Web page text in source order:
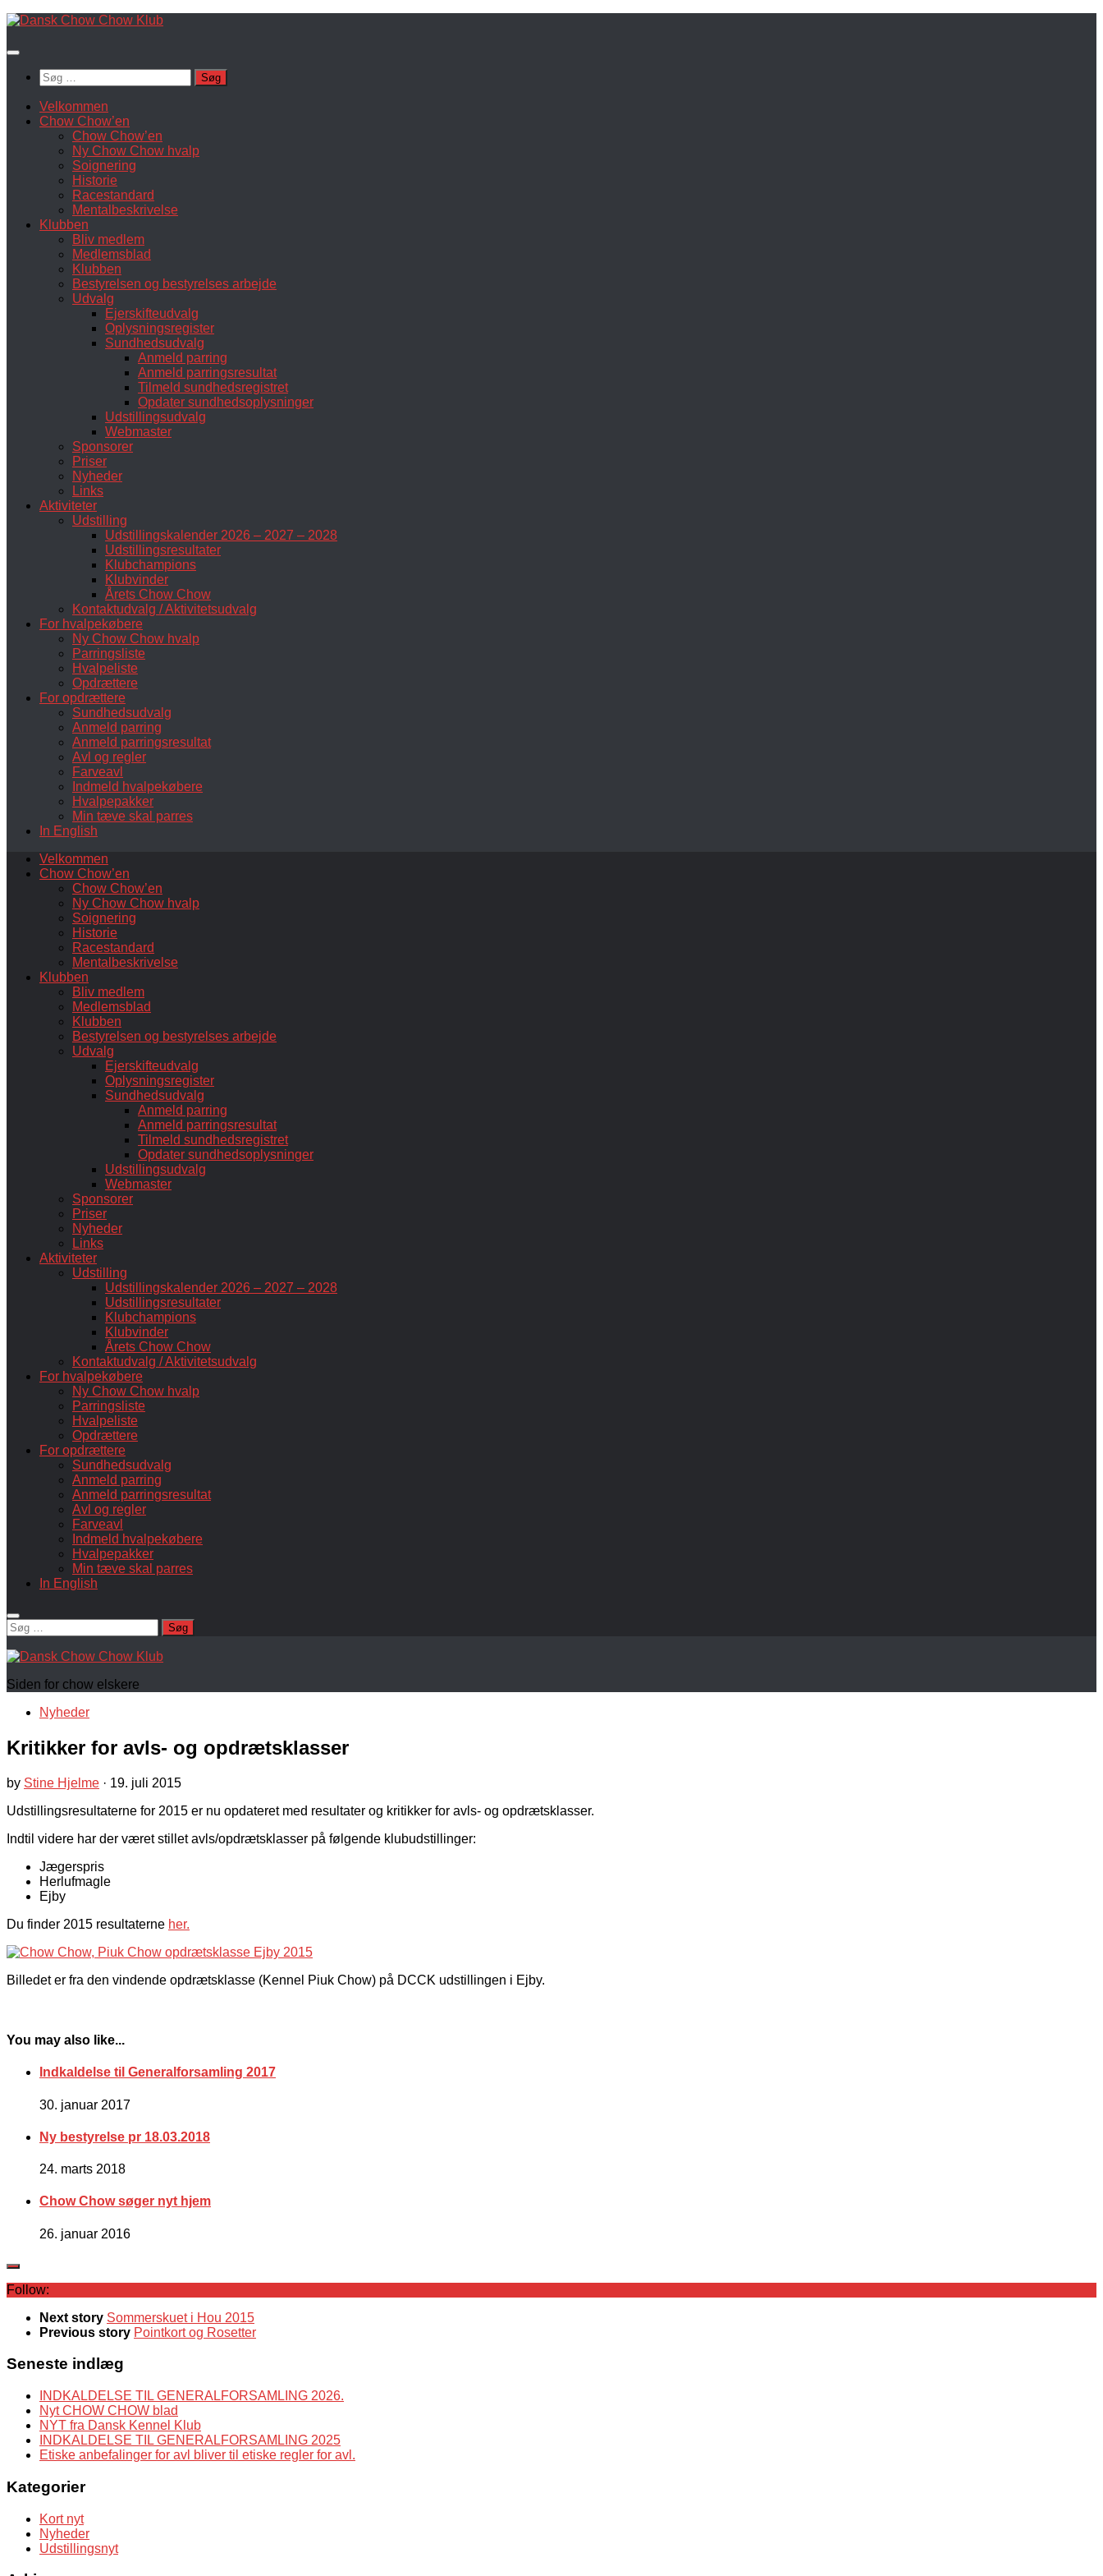
Skip
content
Søg
efter:
Velkommen
Chow Chow’en
Chow Chow’en
Ny Chow Chow hvalp
Soignering
Historie
Racestandard
Mentalbeskrivelse
Klubben
Bliv medlem
Medlemsblad
Klubben
Bestyrelsen og bestyrelses arbejde
Udvalg
Ejerskifteudvalg
Oplysningsregister
Sundhedsudvalg
Anmeld parring
Anmeld parringsresultat
Tilmeld sundhedsregistret
Opdater sundhedsoplysninger
Udstillingsudvalg
Webmaster
Sponsorer
Priser
Nyheder
Links
Aktiviteter
Udstilling
Udstillingskalender 2026 – 2027 – 2028
Udstillingsresultater
Klubchampions
Klubvinder
Årets Chow Chow
Kontaktudvalg / Aktivitetsudvalg
For hvalpekøbere
Ny Chow Chow hvalp
Parringsliste
Hvalpeliste
Opdrættere
For opdrættere
Sundhedsudvalg
Anmeld parring
Anmeld parringsresultat
Avl og regler
Farveavl
Indmeld hvalpekøbere
Hvalpepakker
Min tæve skal parres
In English
Velkommen
Chow Chow’en
Chow Chow’en
Ny Chow Chow hvalp
Soignering
Historie
Racestandard
Mentalbeskrivelse
Klubben
Bliv medlem
Medlemsblad
Klubben
Bestyrelsen og bestyrelses arbejde
Udvalg
Ejerskifteudvalg
Oplysningsregister
Sundhedsudvalg
Anmeld parring
Anmeld parringsresultat
Tilmeld sundhedsregistret
Opdater sundhedsoplysninger
Udstillingsudvalg
Webmaster
Sponsorer
Priser
Nyheder
Links
Aktiviteter
Udstilling
Udstillingskalender 2026 – 2027 – 2028
Udstillingsresultater
Klubchampions
Klubvinder
Årets Chow Chow
Kontaktudvalg / Aktivitetsudvalg
For hvalpekøbere
Ny Chow Chow hvalp
Parringsliste
Hvalpeliste
Opdrættere
For opdrættere
Sundhedsudvalg
Anmeld parring
Anmeld parringsresultat
Avl og regler
Farveavl
Indmeld hvalpekøbere
Hvalpepakker
Min tæve skal parres
In English
Søg
efter:
Siden for chow elskere
Nyheder
Kritikker for avls- og opdrætsklasser
by Stine Hjelme · 19. juli 2015
Udstillingsresultaterne for 2015 er nu opdateret med resultater og kritikker for avls- og opdrætsklasser.
Indtil videre har der været stillet avls/opdrætsklasser på følgende klubudstillinger:
Jægerspris
Herlufmagle
Ejby
Du finder 2015 resultaterne her.
Billedet er fra den vindende opdrætsklasse (Kennel Piuk Chow) på DCCK udstillingen i Ejby.
You may also like...
Indkaldelse til Generalforsamling 2017
30. januar 2017
Ny bestyrelse pr 18.03.2018
24. marts 2018
Chow Chow søger nyt hjem
26. januar 2016
Follow:
Next story Sommerskuet i Hou 2015
Previous story Pointkort og Rosetter
Seneste indlæg
INDKALDELSE TIL GENERALFORSAMLING 2026.
Nyt CHOW CHOW blad
NYT fra Dansk Kennel Klub
INDKALDELSE TIL GENERALFORSAMLING 2025
Etiske anbefalinger for avl bliver til etiske regler for avl.
Kategorier
Kort nyt
Nyheder
Udstillingsnyt